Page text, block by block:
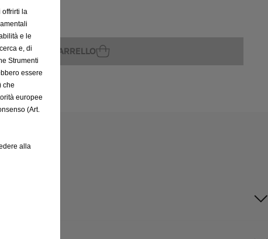
AL CARRELLO
offrirti la
e le
e, di
Strumenti
essere
che
europee
(Art.
alla